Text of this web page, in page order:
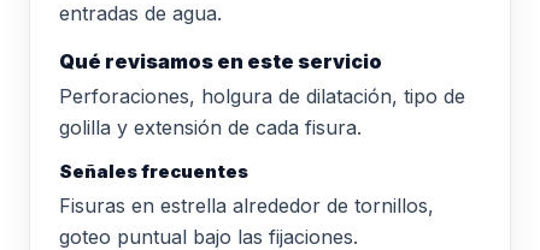
entradas de agua.
Qué revisamos en este servicio
Perforaciones, holgura de dilatación, tipo de
golilla y extensión de cada fisura.
Señales frecuentes
Fisuras en estrella alrededor de tornillos,
goteo puntual bajo las fijaciones.